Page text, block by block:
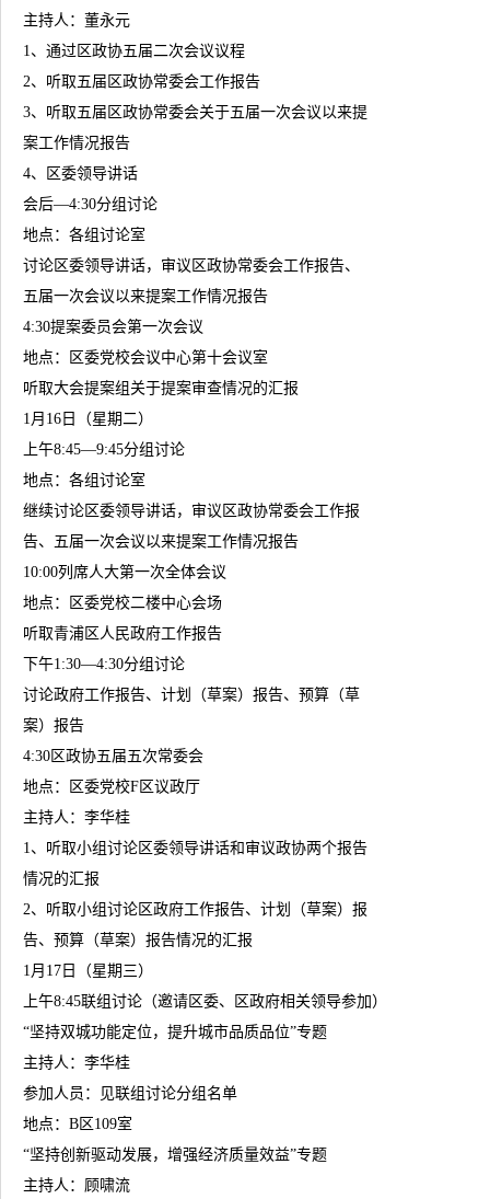
主持人：董永元
1、通过区政协五届二次会议议程
2、听取五届区政协常委会工作报告
3、听取五届区政协常委会关于五届一次会议以来提
案工作情况报告
4、区委领导讲话
会后—4:30分组讨论
地点：各组讨论室
讨论区委领导讲话，审议区政协常委会工作报告、
五届一次会议以来提案工作情况报告
4:30提案委员会第一次会议
地点：区委党校会议中心第十会议室
听取大会提案组关于提案审查情况的汇报
1月16日（星期二）
上午8:45—9:45分组讨论
地点：各组讨论室
继续讨论区委领导讲话，审议区政协常委会工作报
告、五届一次会议以来提案工作情况报告
10:00列席人大第一次全体会议
地点：区委党校二楼中心会场
听取青浦区人民政府工作报告
下午1:30—4:30分组讨论
讨论政府工作报告、计划（草案）报告、预算（草
案）报告
4:30区政协五届五次常委会
地点：区委党校F区议政厅
主持人：李华桂
1、听取小组讨论区委领导讲话和审议政协两个报告
情况的汇报
2、听取小组讨论区政府工作报告、计划（草案）报
告、预算（草案）报告情况的汇报
1月17日（星期三）
上午8:45联组讨论（邀请区委、区政府相关领导参加）
“坚持双城功能定位，提升城市品质品位”专题
主持人：李华桂
参加人员：见联组讨论分组名单
地点：B区109室
“坚持创新驱动发展，增强经济质量效益”专题
主持人：顾啸流